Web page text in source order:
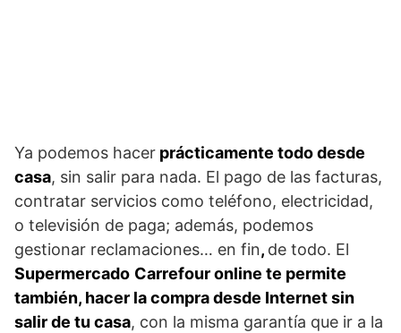
Ya podemos hacer prácticamente todo desde
casa, sin salir para nada. El pago de las facturas,
contratar servicios como teléfono, electricidad,
o televisión de paga; además, podemos
gestionar reclamaciones… en fin, de todo. El
Supermercado Carrefour online te permite
también, hacer la compra desde Internet sin
salir de tu casa, con la misma garantía que ir a la